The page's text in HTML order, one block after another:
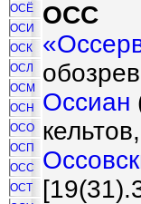
ОСЁ
ОСИ
ОСК
ОСЛ
ОСМ
ОСН
ОСО
ОСП
ОСС
ОСТ
ОСС
Оссиан